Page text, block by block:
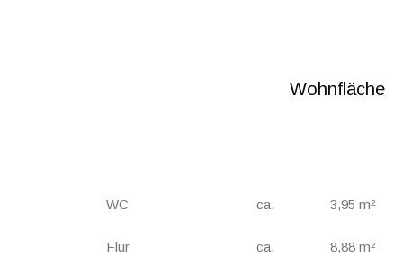
Wohnfläche
WC ca. 3,95 m²
Flur ca. 8,88 m²